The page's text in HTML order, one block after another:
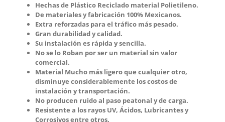
Hechas de Plástico Reciclado material Polietileno.
De materiales y fabricación 100% Mexicanos.
Extra reforzadas para el tráfico más pesado.
Gran durabilidad y calidad.
Su instalación es rápida y sencilla.
No se lo Roban por ser un material sin valor
comercial.
Material Mucho más ligero que cualquier otro,
disminuye considerablemente los costos de
instalación y transportación.
No producen ruido al paso peatonal y de carga.
Resistente a los rayos UV, Ácidos, Lubricantes y
Corrosivos entre otros.